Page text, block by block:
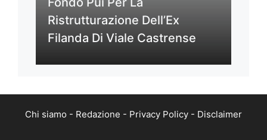
Ristrutturazione Dell’Ex
Filanda Di Viale Castrense
Chi siamo - Redazione - Privacy Policy - Disclaimer